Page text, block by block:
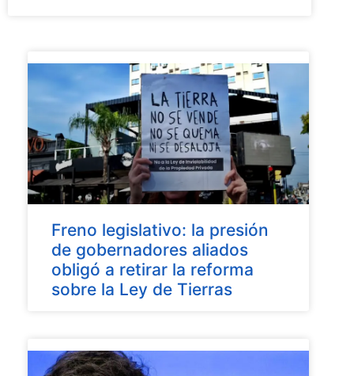
Freno legislativo: la presión
de gobernadores aliados
obligó a retirar la reforma
sobre la Ley de Tierras